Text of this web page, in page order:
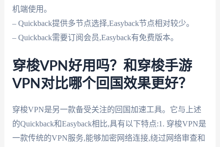
机端使用。
– Quickback提供多节点选择,Easyback节点相对较少。
– Quickback需要订阅会员,Easyback有免费版本。
穿梭VPN好用吗？和穿梭手游
VPN对比哪个回国效果更好？
穿梭VPN是另一款备受关注的回国加速工具。它与上述
的Quickback和Easyback相比,具有以下特点:1. 穿梭VPN是
一款传统的VPN服务,能够加密网络连接,绕过网络审查和